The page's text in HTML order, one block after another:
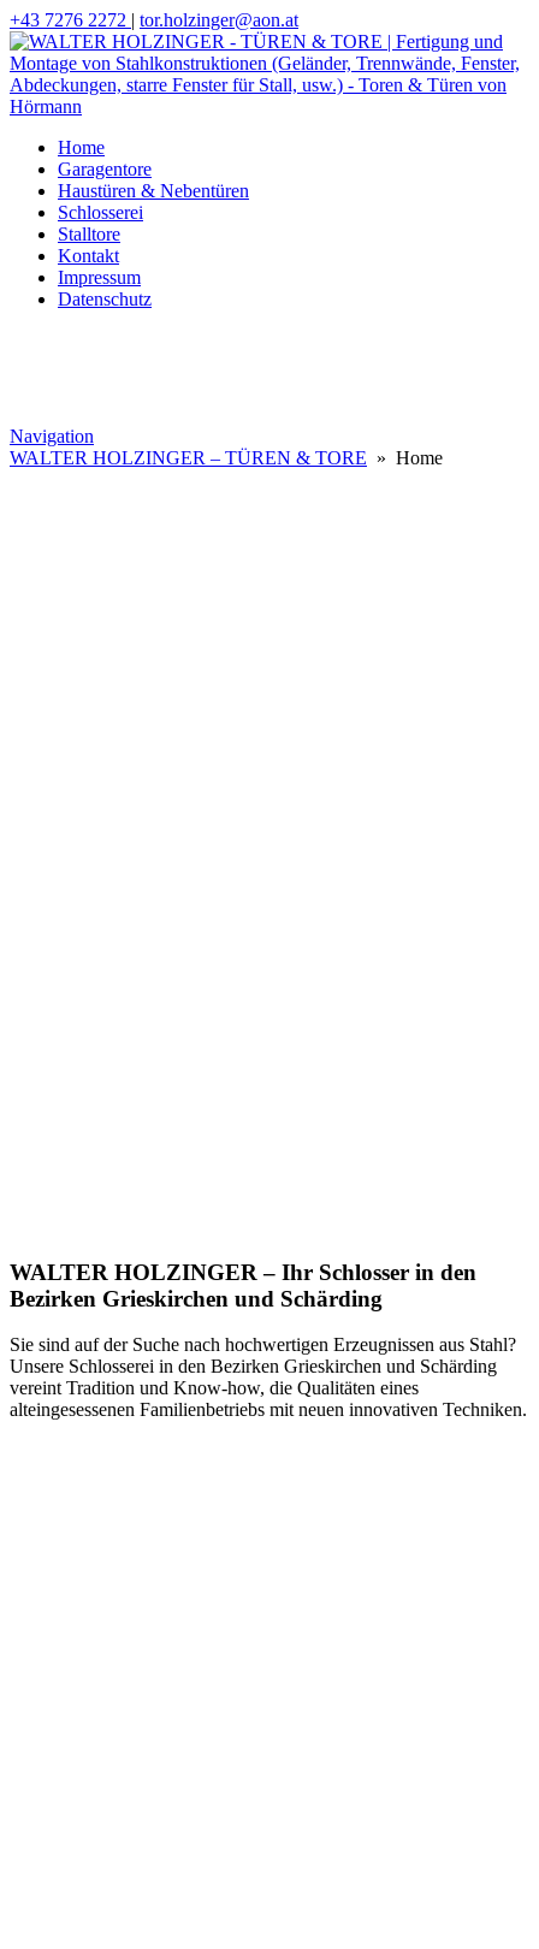
+43 7276 2272 | tor.holzinger@aon.at
Home
Garagentore
Haustüren & Nebentüren
Schlosserei
Stalltore
Kontakt
Impressum
Datenschutz
Navigation
WALTER HOLZINGER – TÜREN & TORE » Home
WALTER HOLZINGER – Ihr Schlosser in den
Bezirken Grieskirchen und Schärding
Sie sind auf der Suche nach hochwertigen Erzeugnissen aus Stahl?
Unsere Schlosserei in den Bezirken Grieskirchen und Schärding
vereint Tradition und Know-how, die Qualitäten eines
alteingesessenen Familienbetriebs mit neuen innovativen Techniken.